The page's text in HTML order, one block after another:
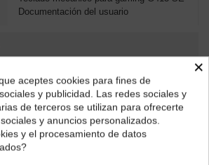
Documentación del usuario
474 mm
recibir tu pedido?
ubicación para mostrarte los precios e
correctos para tu región.
×
aceptes cookies para fines de
y publicidad. Las redes sociales y
de terceros se utilizan para ofrecerte
y anuncios personalizados.
y el procesamiento de datos